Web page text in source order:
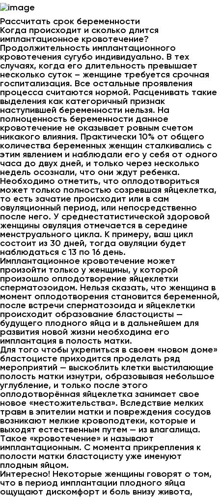
Рассчитать срок беременности
Когда происходит и сколько длится
имплантационное кровотечение?
Продолжительность имплантационного
кровотечения сугубо индивидуально. В тех
случаях, когда его длительность превышает
несколько суток – женщине требуется срочная
госпитализация. Все остальные проявления
процесса считаются нормой. Расценивать такие
выделения как категоричный признак
наступившей беременности нельзя. На
полноценность беременности данное
кровотечение не оказывает ровным счетом
никакого влияния. Практически 10% от общего
количества беременных женщин сталкивались с
этим явлением и наблюдали его у себя от одного
часа до двух дней, и только через несколько
недель осознали, что они ждут ребенка.
Необходимо отметить, что оплодотвориться
может только полностью созревшая яйцеклетка,
то есть зачатие происходит или в сам
овуляционный период, или непосредственно
после него. У среднестатистической здоровой
женщины овуляция отмечается в середине
менструального цикла. К примеру, ваш цикл
состоит из 30 дней, тогда овуляции будет
наблюдаться с 13 по 16 день.
Имплантационное кровотечение может
произойти только у женщины, у которой
произошло оплодотворение яйцеклетки
сперматозоидом. Нельзя сказать, что женщина в
момент оплодотворения становится беременной,
после встречи сперматозоида и яйцеклетки
происходит образование бластоцисты —
будущего плодного яйца и в дальнейшем для
развития новой жизни необходима его
имплантация в полость матки.
Для того чтобы укрепиться в своем «новом доме»
бластоцисте приходится проделать ряд
мероприятий — выскоблить клетки выстилающие
полость матки изнутри, образовывая небольшое
углубление, и только после этого
оплодотворённая яйцеклетка занимает свое
новое «местожительства». Вследствие мелких
травм в эпителии матки и повреждения сосудов
возникают мелкие кровоподтеки, которые и
выходят естественным путем — из влагалища.
Такое «кровотечение» и называют
имплантационным. С момента прикрепления к
полости матки бластоцисту уже именуют
плодным яйцом.
Интересно! Некоторые женщины говорят о том,
что в период имплантации плодного яйца
ощущают дискомфорт и боль внизу живота,